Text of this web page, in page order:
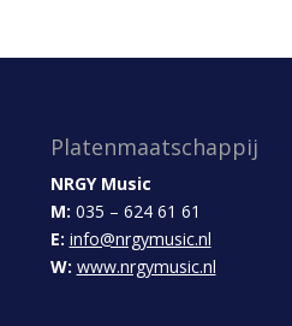
Platenmaatschappij
NRGY Music
M: 035 – 624 61 61
E: info@nrgymusic.nl
W: www.nrgymusic.nl